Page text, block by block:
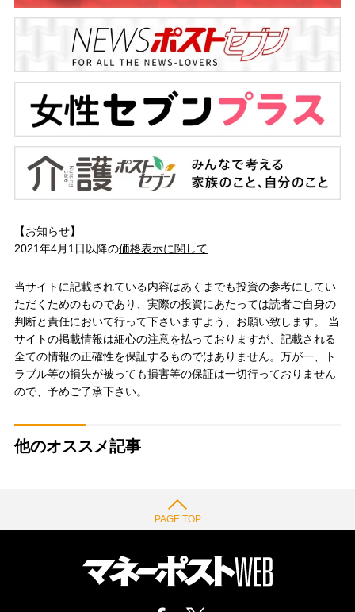
【お知らせ】
2021年4月1日以降の価格表示に関して
当サイトに記載されている内容はあくまでも投資の参考にしてい
ただくためのものであり、実際の投資にあたっては読者ご自身の
判断と責任において行って下さいますよう、お願い致します。 当
サイトの掲載情報は細心の注意を払っておりますが、記載される
全ての情報の正確性を保証するものではありません。万が一、ト
ラブル等の損失が被っても損害等の保証は一切行っておりません
ので、予めご了承下さい。
他のオススメ記事
PAGE TOP